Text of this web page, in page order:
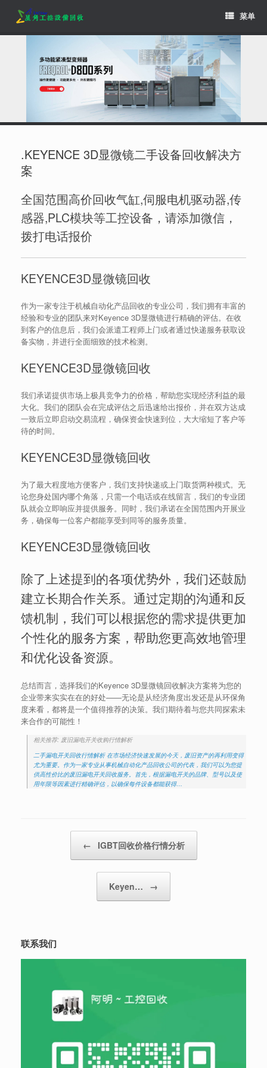
content
菜单
.KEYENCE 3D显微镜二手设备回收解决方
案
全国范围高价回收气缸,伺服电机驱动器,传
感器,PLC模块等工控设备，请添加微信，
拨打电话报价
KEYENCE3D显微镜回收
作为一家专注于机械自动化产品回收的专业公司，我们拥有丰富的
经验和专业的团队来对Keyence 3D显微镜进行精确的评估。在收
到客户的信息后，我们会派遣工程师上门或者通过快递服务获取设
备实物，并进行全面细致的技术检测。
KEYENCE3D显微镜回收
我们承诺提供市场上极具竞争力的价格，帮助您实现经济利益的最
大化。我们的团队会在完成评估之后迅速给出报价，并在双方达成
一致后立即启动交易流程，确保资金快速到位，大大缩短了客户等
待的时间。
KEYENCE3D显微镜回收
为了最大程度地方便客户，我们支持快递或上门取货两种模式。无
论您身处国内哪个角落，只需一个电话或在线留言，我们的专业团
队就会立即响应并提供服务。同时，我们承诺在全国范围内开展业
务，确保每一位客户都能享受到同等的服务质量。
KEYENCE3D显微镜回收
除了上述提到的各项优势外，我们还鼓励
建立长期合作关系。通过定期的沟通和反
馈机制，我们可以根据您的需求提供更加
个性化的服务方案，帮助您更高效地管理
和优化设备资源。
总结而言，选择我们的Keyence 3D显微镜回收解决方案将为您的
企业带来实实在在的好处——无论是从经济角度出发还是从环保角
度来看，都将是一个值得推荐的决策。我们期待着与您共同探索未
来合作的可能性！
相关推荐: 废旧漏电开关收购行情解析
二手漏电开关回收行情解析 在市场经济快速发展的今天，废旧资产的再利用变得
尤为重要。作为一家专业从事机械自动化产品回收公司的代表，我们可以为您提
供高性价比的废旧漏电开关回收服务。首先，根据漏电开关的品牌、型号以及使
用年限等因素进行精确评估，以确保每件设备都能获得…
← IGBT回收价格行情分析
Keyen… →
联系我们